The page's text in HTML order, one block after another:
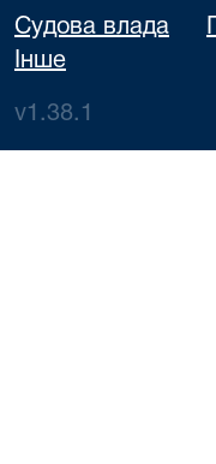
Судова влада
Інше
v1.38.1